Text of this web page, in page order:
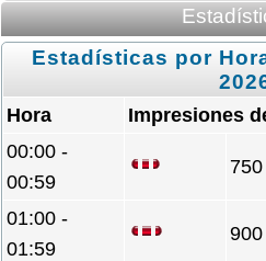
Estadísticas por
Hora
Impresiones
00:00 -
00:59
01:00 -
01:59